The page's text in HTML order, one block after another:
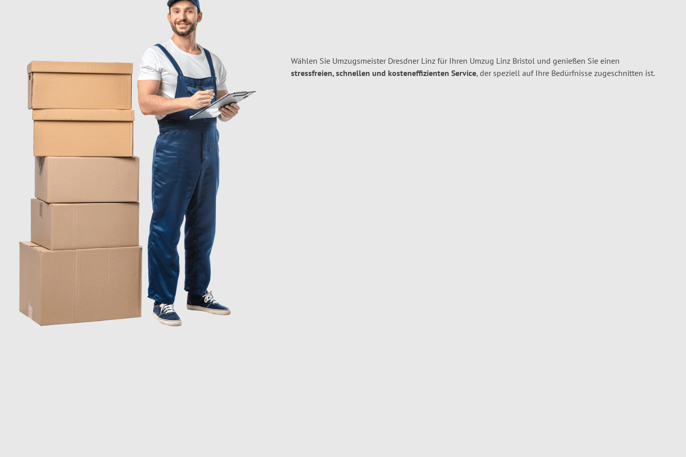
Wählen Sie Umzugsmeister Dresdner Linz für Ihren Umzug Linz Bristol und genießen Sie einen
stressfreien, schnellen und kosteneffizienten Service, der speziell auf Ihre Bedürfnisse zugeschnitten ist.